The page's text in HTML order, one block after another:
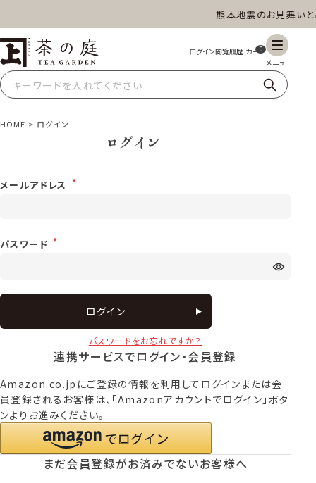
熊本地震のお見舞いと
茶の庭オンラインショップ 0
ギフト 特上高級茶 深蒸し茶 水出し茶
スイーツ
HOME ログイン
ログイン
メールアドレス
パスワード
ログイン
パスワードをお忘れですか？
連携サービスでログイン・会員登録
Amazon.co.jpにご登録の情報を利用してログインまたは会
員登録されるお客様は、「Amazonアカウントでログイン」ボタ
ンよりお進みください。
まだ会員登録がお済みでないお客様へ